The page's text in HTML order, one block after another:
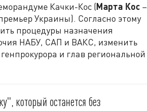
Качки-Кос (Марта Кос –
Украины). Согласно этому
процедуры назначения
НАБУ, САП и ВАКС, изменить
и глав региональной
который останется без